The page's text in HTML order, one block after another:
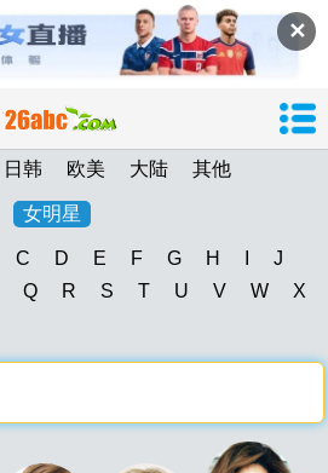
✕
日韩 欧美 大陆 其他
女明星
C D E F G H
J
Q R S T U V W
X